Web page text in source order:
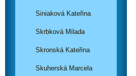
Siniaková Kateřina
Skrbková Milada
Skronská Kateřina
Skuherská Marcela